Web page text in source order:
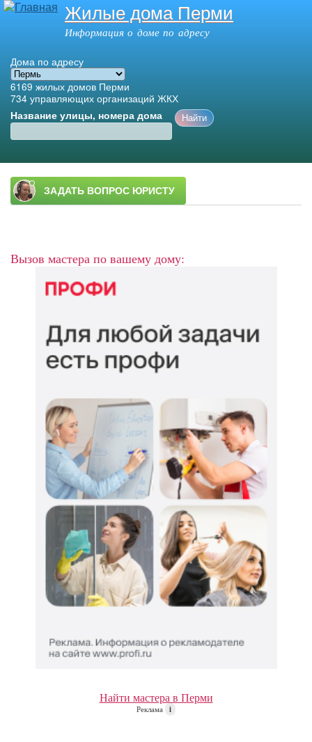
Перейти к
основному
Жилые дома Перми
Информация о доме по адресу
Дома по адресу
6169 жилых домов Перми
734 управляющих организаций ЖКХ
Название улицы, номера дома
Главное меню
Вызов мастера по вашему дому:
Найти мастера в Перми
Реклама i